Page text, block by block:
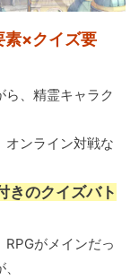
素×クイズ要
、精霊キャラク
オンライン対戦な
きのクイズバト
がメインだっ